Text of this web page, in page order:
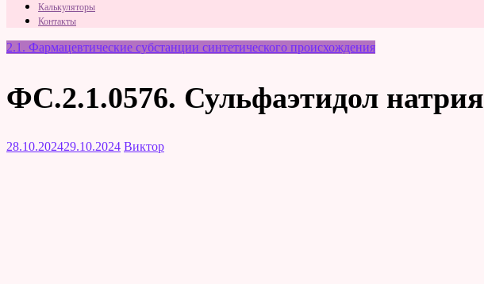
Калькуляторы
Контакты
2.1. Фармацевтические субстанции синтетического происхождения
ФС.2.1.0576. Сульфаэтидол натрия
28.10.202429.10.2024 Виктор